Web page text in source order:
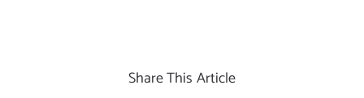
Share This Article